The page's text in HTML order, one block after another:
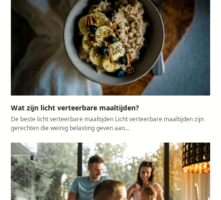
Wat zijn licht verteerbare maaltijden?
De beste licht verteerbare maaltijden Licht verteerbare maaltijden zijn
gerechten die weinig belasting geven aan…